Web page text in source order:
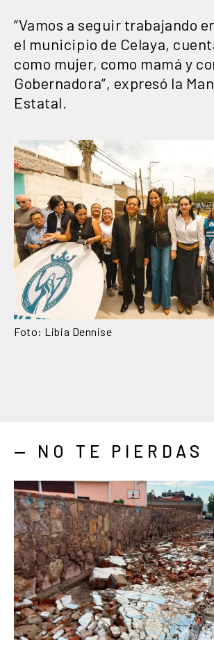
“Vamos a seguir trabajando
el municipio de Celaya,
como mujer, como mamá y
Gobernadora”, expresó la
Estatal.
Foto: Libia Dennise
— NO TE PIERDAS